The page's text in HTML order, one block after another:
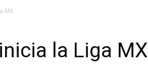
MX
la Liga MX